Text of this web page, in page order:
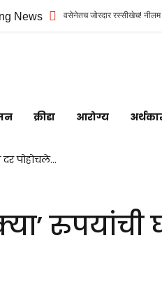
News
शिवसेनेतच जोरदार रस्सीखेच! नीलम गोऱ्हेंऐवजी नव्या
Your
क्रीडा आरोग्य
दर पोहोचले…